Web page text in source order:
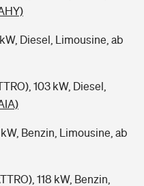
Diesel, Limousine, ab
103 kW, Diesel,
kW, Benzin, Limousine, ab
118 kW, Benzin,